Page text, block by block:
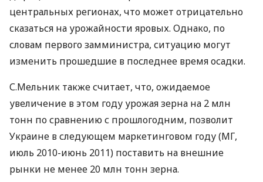
центральных регионах, что может отрицательно
сказаться на урожайности яровых. Однако, по
словам первого замминистра, ситуацию могут
изменить прошедшие в последнее время осадки.
С.Мельник также считает, что, ожидаемое
увеличение в этом году урожая зерна на 2 млн
тонн по сравнению с прошлогодним, позволит
Украине в следующем маркетинговом году (МГ,
июль 2010-июнь 2011) поставить на внешние
рынки не менее 20 млн тонн зерна.